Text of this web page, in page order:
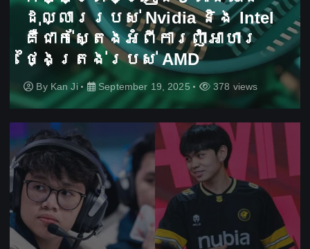
ដុល្លាររបស់ Nvidia និង Intel
គឺជាក់ស្តែងអំពីការញ៉ាំអាហារ
ថ្ងៃត្រង់របស់ AMD
By Kan Ji September 19, 2025 378 views